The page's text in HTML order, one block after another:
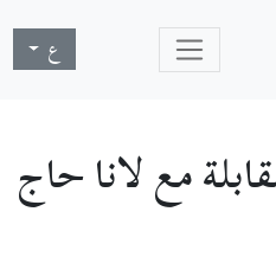
ع
مع لانا حاج